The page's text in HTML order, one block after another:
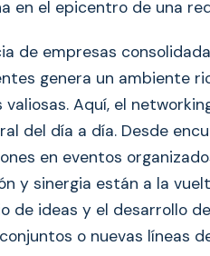
en el epicentro de una
de empresas
genera un ambiente
valiosas. Aquí, el
del día a día. Desde
en eventos
y sinergia están a la
de ideas y el desarrollo
o nuevas líneas